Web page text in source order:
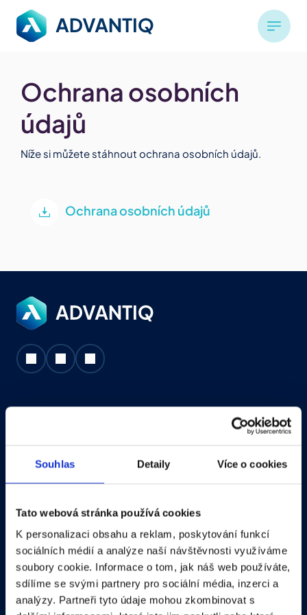
Souhlas Detaily Více o cookies
Tato webová stránka používá cookies
K personalizaci obsahu a reklam, poskytování funkcí
sociálních médií a analýze naší návštěvnosti využíváme
soubory cookie. Informace o tom, jak náš web používáte,
sdílíme se svými partnery pro sociální média, inzerci a
analýzy. Partneři tyto údaje mohou zkombinovat s
Ochrana osobních
údajů
Níže si můžete stáhnout ochrana osobních údajů.
Ochrana osobních údajů
Analýza a tvorba business plánu
Interim manažer
Executive search